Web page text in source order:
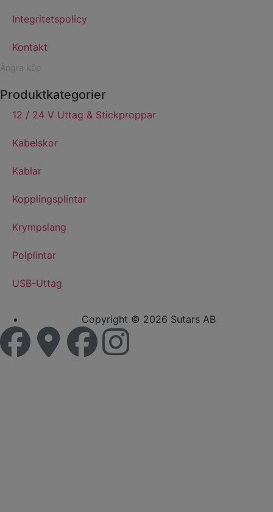
Integritetspolicy
Kontakt
Ångra köp
Produktkategorier
12 / 24 V Uttag & Stickproppar
Kabelskor
Kablar
Kopplingsplintar
Krympslang
Polplintar
USB-Uttag
Copyright © 2026 Sutars AB